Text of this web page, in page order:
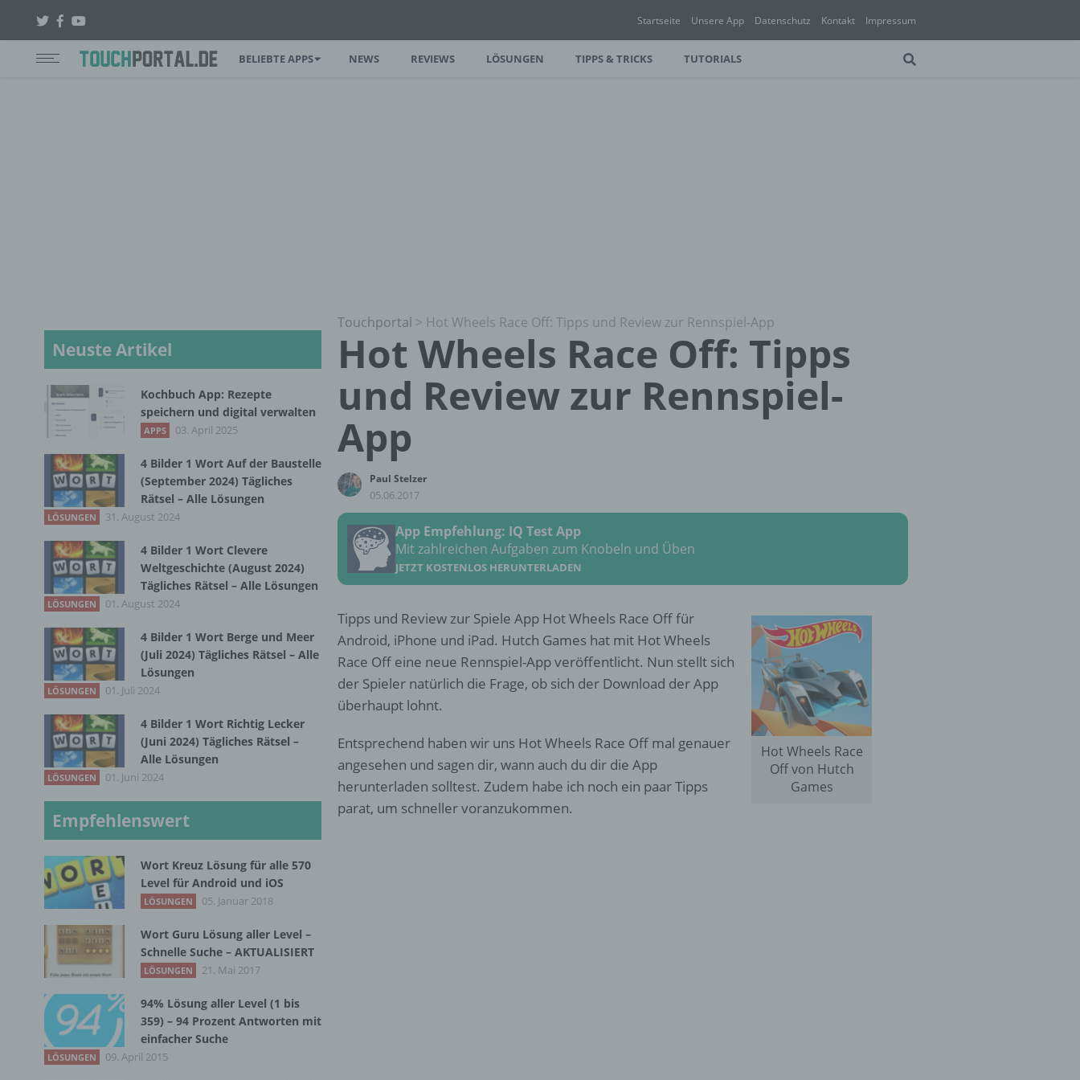
Startseite Unsere App Datenschutz Kontakt Impressum
BELIEBTE APPS NEWS REVIEWS LÖSUNGEN TIPPS & TRICKS TUTORIALS
Touchportal > Hot Wheels Race Off: Tipps und Review zur Rennspiel-App
Hot Wheels Race Off: Tipps
und Review zur Rennspiel-
App
Paul Stelzer
05.06.2017
App Empfehlung: IQ Test App
Mit zahlreichen Aufgaben zum Knobeln und Üben
JETZT KOSTENLOS HERUNTERLADEN
Hot Wheels Race
Off von Hutch
Games
Tipps und Review zur Spiele App Hot Wheels Race Off für
Android, iPhone und iPad. Hutch Games hat mit Hot Wheels
Race Off eine neue Rennspiel-App veröffentlicht. Nun stellt sich
der Spieler natürlich die Frage, ob sich der Download der App
überhaupt lohnt.
Entsprechend haben wir uns Hot Wheels Race Off mal genauer
angesehen und sagen dir, wann auch du dir die App
herunterladen solltest. Zudem habe ich noch ein paar Tipps
parat, um schneller voranzukommen.
Neuste Artikel
Kochbuch App: Rezepte
speichern und digital verwalten
APPS 03. April 2025
4 Bilder 1 Wort Auf der Baustelle
(September 2024) Tägliches
Rätsel – Alle Lösungen
LÖSUNGEN 31. August 2024
4 Bilder 1 Wort Clevere
Weltgeschichte (August 2024)
Tägliches Rätsel – Alle Lösungen
LÖSUNGEN 01. August 2024
4 Bilder 1 Wort Berge und Meer
(Juli 2024) Tägliches Rätsel – Alle
Lösungen
LÖSUNGEN 01. Juli 2024
4 Bilder 1 Wort Richtig Lecker
(Juni 2024) Tägliches Rätsel –
Alle Lösungen
LÖSUNGEN 01. Juni 2024
Empfehlenswert
Wort Kreuz Lösung für alle 570
Level für Android und iOS
LÖSUNGEN 05. Januar 2018
Wort Guru Lösung aller Level –
Schnelle Suche – AKTUALISIERT
LÖSUNGEN 21. Mai 2017
94% Lösung aller Level (1 bis
359) – 94 Prozent Antworten mit
einfacher Suche
LÖSUNGEN 09. April 2015